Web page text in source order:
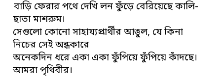
বাড়ি ফেরার পথে দেখি লন ফুঁড়ে বেরিয়েছে কালি-
ছাতা মাশরুম।
সেগুলো কোনো সাহায্যপ্রার্থীর আঙুল, যে কিনা
নিচের সেই অন্ধকারে
অনেকদিন ধরে একা একা ফুঁপিয়ে ফুঁপিয়ে কাঁদছে।
আমরা পৃথিবীর।